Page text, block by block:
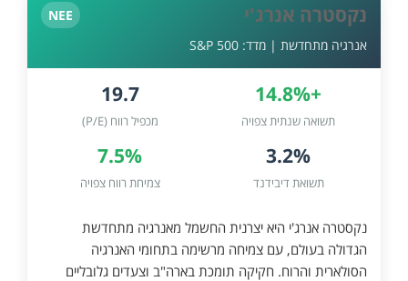
נקסטרה אנרג'י
NEE
אנרגיה מתחדשת | מדד: S&P 500
+14.8%
תשואה שנתית צפויה
19.7
מכפיל רווח (P/E)
3.2%
תשואת דיבידנד
7.5%
צמיחת רווח צפויה
נקסטרה אנרג'י היא יצרנית החשמל מאנרגיה מתחדשת
הגדולה בעולם, עם צמיחה מרשימה בתחומי האנרגיה
הסולארית והרוח. חקיקה תומכת בארה"ב וצעדים גלובליים